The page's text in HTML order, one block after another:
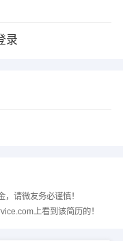
录
请微友务必谨慎！
上看到该简历的！